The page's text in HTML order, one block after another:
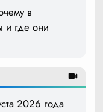
в
и где они
2026 года